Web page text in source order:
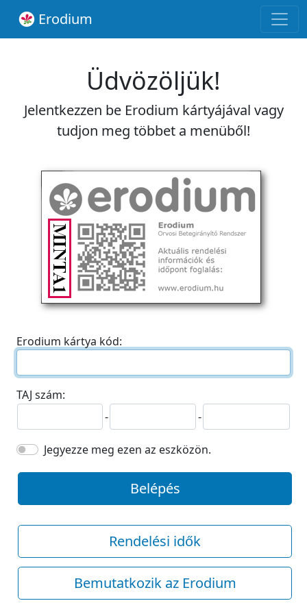
Erodium
Üdvözöljük!
Jelentkezzen be Erodium kártyájával vagy
tudjon meg többet a menüből!
Erodium kártya kód:
TAJ szám:
-
-
Jegyezze meg ezen az eszközön.
Belépés
Rendelési idők
Bemutatkozik az Erodium